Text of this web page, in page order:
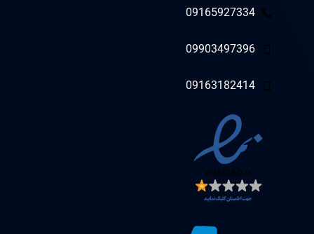
09165927334
09903497396
09163182414